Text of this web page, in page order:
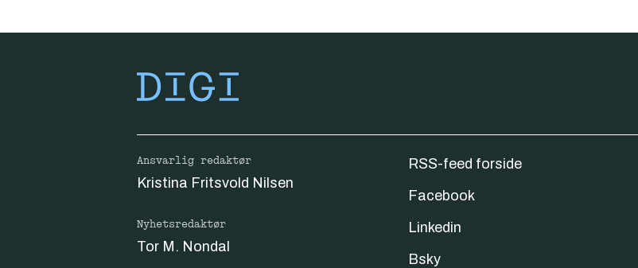
Ansvarlig redaktør
Kristina Fritsvold Nilsen
Nyhetsredaktør
Tor M. Nondal
RSS-feed forside
Facebook
Linkedin
Bsky